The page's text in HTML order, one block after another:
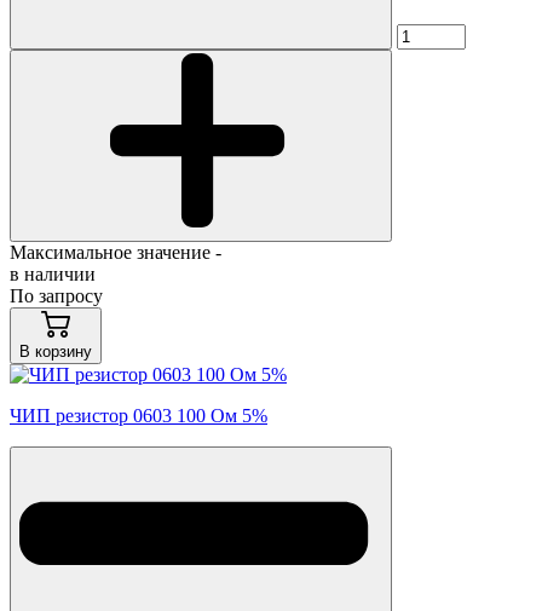
Максимальное значение -
в наличии
По запросу
В корзину
ЧИП резистор 0603 100 Ом 5%